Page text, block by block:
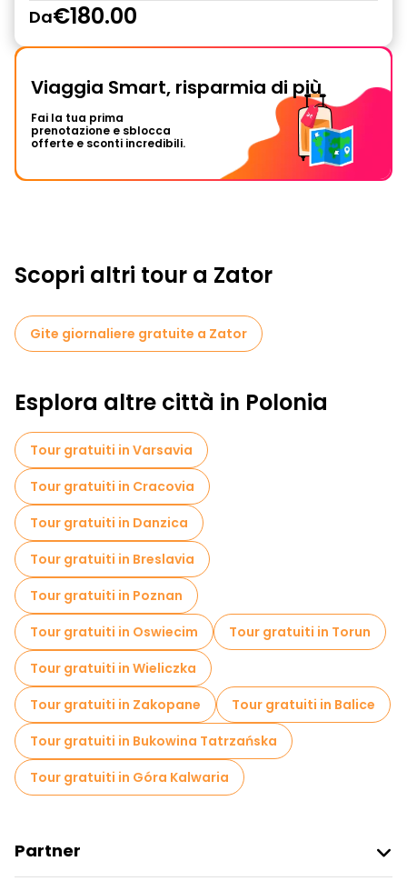
Da€180.00
Viaggia Smart, risparmia di più
Fai la tua prima
prenotazione e sblocca
offerte e sconti incredibili.
Scopri altri tour a Zator
Gite giornaliere gratuite a Zator
Esplora altre città in Polonia
Tour gratuiti in Varsavia
Tour gratuiti in Cracovia
Tour gratuiti in Danzica
Tour gratuiti in Breslavia
Tour gratuiti in Poznan
Tour gratuiti in Oswiecim
Tour gratuiti in Torun
Tour gratuiti in Wieliczka
Tour gratuiti in Zakopane
Tour gratuiti in Balice
Tour gratuiti in Bukowina Tatrzańska
Tour gratuiti in Góra Kalwaria
Partner